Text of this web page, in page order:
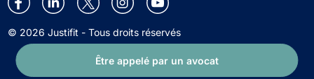
Être appelé par un avocat
© 2026 Justifit - Tous droits réservés